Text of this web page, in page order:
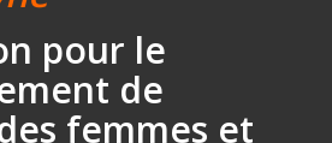
pour le
de
femmes et